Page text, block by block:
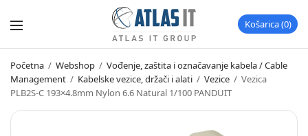
Košarica 0
Početna / Webshop / Vođenje, zaštita i označavanje kabela / Cable
Management / Kabelske vezice, držači i alati / Vezice / Vezica
PLB2S-C 193×4.8mm Nylon 6.6 Natural 1/100 PANDUIT